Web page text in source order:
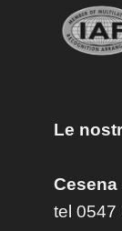
Le
Cesena
tel 0547